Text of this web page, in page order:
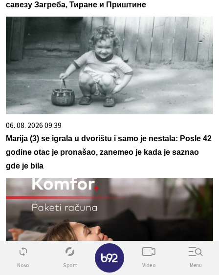
савезу Загреба, Тиране и Приштине
06. 08. 2026 09:39
Marija (3) se igrala u dvorištu i samo je nestala: Posle 42
godine otac je pronašao, zanemeo je kada je saznao
gde je bila
Novo Sport Video Menu
✕